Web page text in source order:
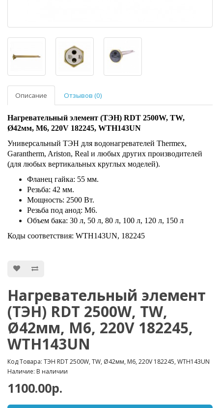
Описание Отзывов (0)
Нагревательный элемент (ТЭН) RDT 2500W, TW,
Ø42мм, М6, 220V 182245, WTH143UN
Универсальный ТЭН для водонагревателей Тhermex,
Garantherm, Ariston, Real и любых других производителей
(для любых вертикальных круглых моделей).
Фланец гайка: 55 мм.
Резьба: 42 мм.
Мощность: 2500 Вт.
Резьба под анод: М6.
Объем бака: 30 л, 50 л, 80 л, 100 л, 120 л, 150 л
Коды соответствия: WTH143UN, 182245
Нагревательный элемент
(ТЭН) RDT 2500W, TW,
Ø42мм, М6, 220V 182245,
WTH143UN
Код Товара: ТЭН RDT 2500W, TW, Ø42мм, М6, 220V 182245, WTH143UN
Наличие: В наличии
1100.00р.